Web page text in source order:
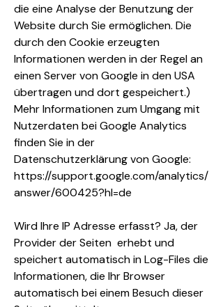
die eine Analyse der Benutzung der
Website durch Sie ermöglichen. Die
durch den Cookie erzeugten
Informationen werden in der Regel an
einen Server von Google in den USA
übertragen und dort gespeichert.)
Mehr Informationen zum Umgang mit
Nutzerdaten bei Google Analytics
finden Sie in der
Datenschutzerklärung von Google:
https://support.google.com/analytics/
answer/600425?hl=de
Wird Ihre IP Adresse erfasst? Ja, der
Provider der Seiten erhebt und
speichert automatisch in Log-Files die
Informationen, die Ihr Browser
automatisch bei einem Besuch dieser